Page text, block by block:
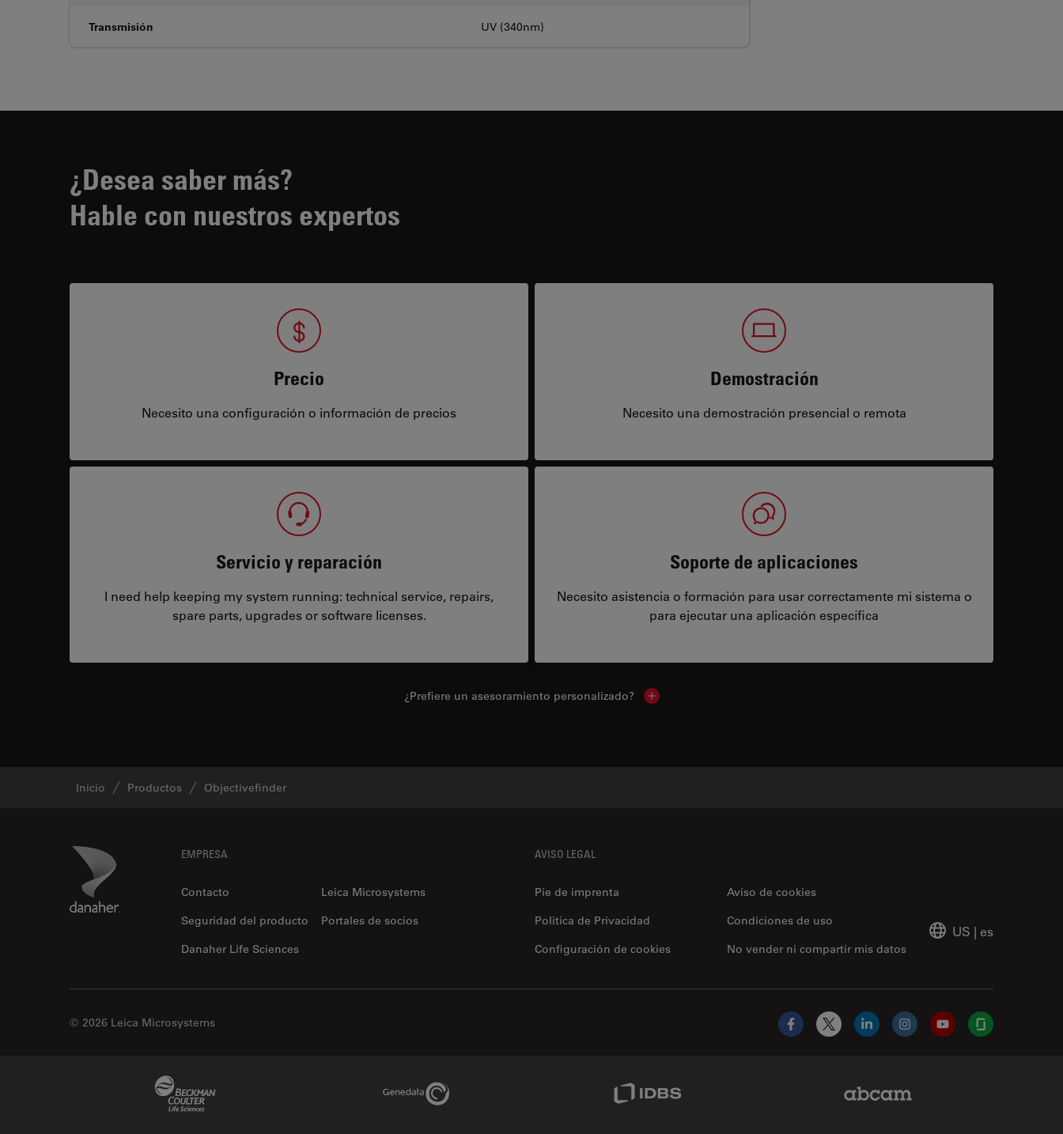
Transmisión UV (340nm)
¿Desea saber más?
Hable con nuestros expertos
Precio
Necesito una configuración o información de precios
Demostración
Necesito una demostración presencial o remota
Servicio y reparación
I need help keeping my system running: technical service, repairs,
spare parts, upgrades or software licenses.
Soporte de aplicaciones
Necesito asistencia o formación para usar correctamente mi sistema o
para ejecutar una aplicación específica
¿Prefiere un asesoramiento personalizado? Show local contacts
Inicio Productos Objectivefinder
Danaher Logo EMPRESA
Contacto
Leica Microsystems
Seguridad del producto
Portales de socios
Danaher Life Sciences
AVISO LEGAL
Pie de imprenta
Aviso de cookies
Politica de Privacidad
No vender ni compartir mis datos
Condiciones de uso
Configuración de cookies
US | es
© 2026 Leica Microsystems
Facebook
X LinkedInInstagramYouTubeGlassdoor
Genedata Link IDBS Link